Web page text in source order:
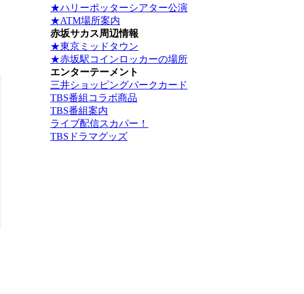
★ハリーポッターシアター公演
★ATM場所案内
赤坂サカス周辺情報
★東京ミッドタウン
★赤坂駅コインロッカーの場所
エンターテーメント
三井ショッピングパークカード
TBS番組コラボ商品
TBS番組案内
ライブ配信スカパー！
TBSドラマグッズ